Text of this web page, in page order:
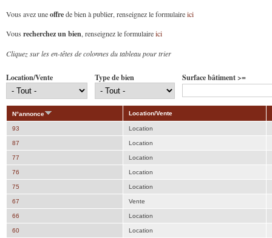
Vous avez uneoffrede bien à publier, renseignez le formulaireici
Vous recherchez un bien, renseignez le formulaireici
Cliquez sur les en-têtes de colonnes du tableau pour trier
Location/Vente Type de bien Surface bâtiment >=
N°annonce Location/Vente
93 Location
87 Location
77 Location
76 Location
75 Location
67 Vente
66 Location
60 Location